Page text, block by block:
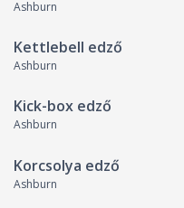
Ashburn
Kettlebell edző
Ashburn
Kick-box edző
Ashburn
Korcsolya edző
Ashburn